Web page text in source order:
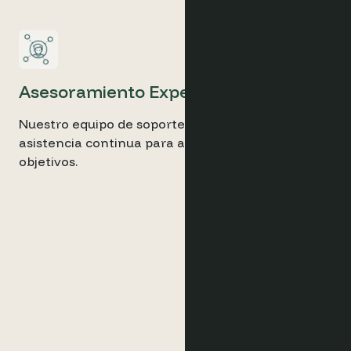
Asesoramiento Experto
Nuestro equipo de soporte experto le brinda
asistencia continua para ayudarle a alcanzar sus
objetivos.